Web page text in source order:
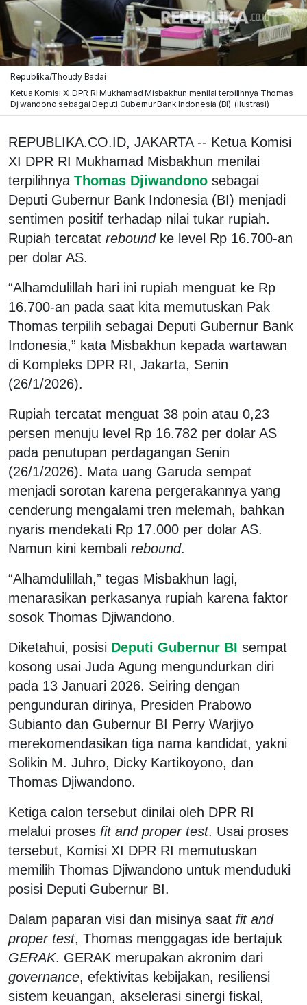
Republika/Thoudy Badai
Ketua Komisi XI DPR RI Mukhamad Misbakhun menilai terpilihnya Thomas
Djiwandono sebagai Deputi Gubernur Bank Indonesia (BI). (ilustrasi)
REPUBLIKA.CO.ID, JAKARTA -- Ketua Komisi
XI DPR RI Mukhamad Misbakhun menilai
terpilihnya Thomas Djiwandono sebagai
Deputi Gubernur Bank Indonesia (BI) menjadi
sentimen positif terhadap nilai tukar rupiah.
Rupiah tercatat reboundke level Rp 16.700-an
per dolar AS.
“Alhamdulillah hari ini rupiah menguat ke Rp
16.700-an pada saat kita memutuskan Pak
Thomas terpilih sebagai Deputi Gubernur Bank
Indonesia,” kata Misbakhun kepada wartawan
di Kompleks DPR RI, Jakarta, Senin
(26/1/2026).
Rupiah tercatat menguat 38 poin atau 0,23
persen menuju level Rp 16.782 per dolar AS
pada penutupan perdagangan Senin
(26/1/2026). Mata uang Garuda sempat
menjadi sorotan karena pergerakannya yang
cenderung mengalami tren melemah, bahkan
nyaris mendekati Rp 17.000 per dolar AS.
Namun kini kembali rebound.
“Alhamdulillah,” tegas Misbakhun lagi,
menarasikan perkasanya rupiah karena faktor
sosok Thomas Djiwandono.
Diketahui, posisi Deputi Gubernur BI sempat
kosong usai Juda Agung mengundurkan diri
pada 13 Januari 2026. Seiring dengan
pengunduran dirinya, Presiden Prabowo
Subianto dan Gubernur BI Perry Warjiyo
merekomendasikan tiga nama kandidat, yakni
Solikin M. Juhro, Dicky Kartikoyono, dan
Thomas Djiwandono.
Ketiga calon tersebut dinilai oleh DPR RI
melalui proses fit and proper test. Usai proses
tersebut, Komisi XI DPR RI memutuskan
memilih Thomas Djiwandono untuk menduduki
posisi Deputi Gubernur BI.
Dalam paparan visi dan misinya saat fit and
proper test, Thomas menggagas ide bertajuk
GERAK. GERAK merupakan akronim dari
governance, efektivitas kebijakan, resiliensi
sistem keuangan, akselerasi sinergi fiskal,